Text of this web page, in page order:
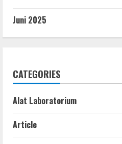
Juni 2025
CATEGORIES
Alat Laboratorium
Article